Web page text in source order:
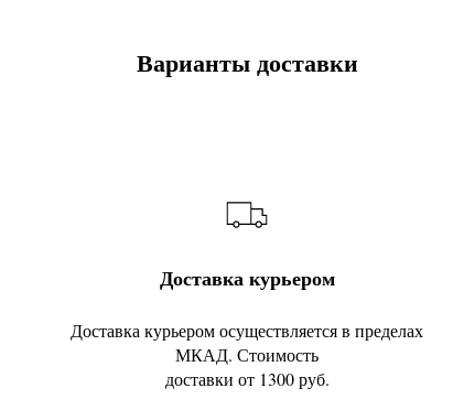
Варианты доставки
Доставка курьером
Доставка курьером осуществляется в пределах
МКАД. Стоимость
доставки от 1300 руб.